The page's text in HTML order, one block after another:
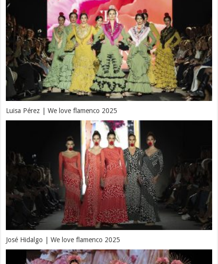
Luisa Pérez | We love flamenco 2025
José Hidalgo | We love flamenco 2025